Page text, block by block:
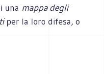
una mappa degli
per la loro difesa, o